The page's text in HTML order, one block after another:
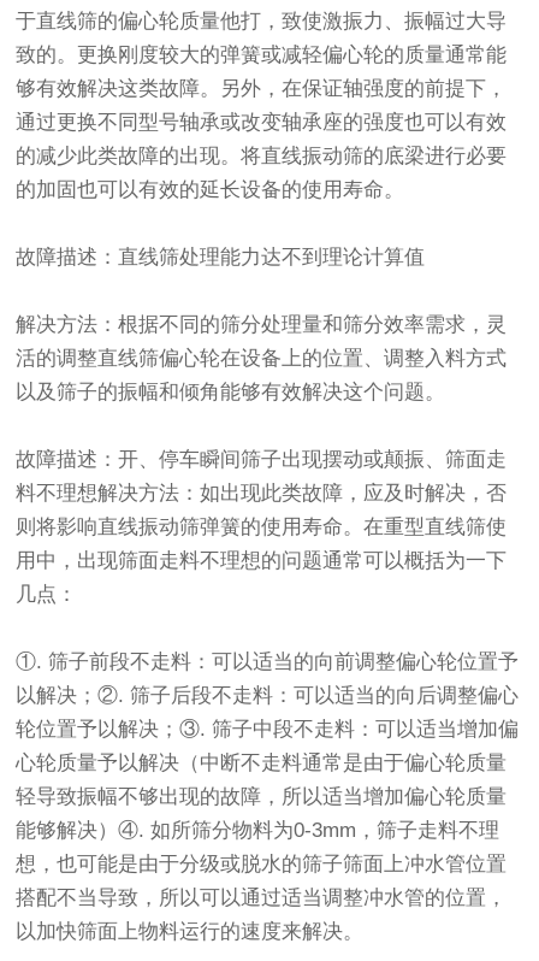
于直线筛的偏心轮质量他打，致使激振力、振幅过大导
致的。更换刚度较大的弹簧或减轻偏心轮的质量通常能
够有效解决这类故障。另外，在保证轴强度的前提下，
通过更换不同型号轴承或改变轴承座的强度也可以有效
的减少此类故障的出现。将直线振动筛的底梁进行必要
的加固也可以有效的延长设备的使用寿命。
故障描述：直线筛处理能力达不到理论计算值
解决方法：根据不同的筛分处理量和筛分效率需求，灵
活的调整直线筛偏心轮在设备上的位置、调整入料方式
以及筛子的振幅和倾角能够有效解决这个问题。
故障描述：开、停车瞬间筛子出现摆动或颠振、筛面走
料不理想解决方法：如出现此类故障，应及时解决，否
则将影响直线振动筛弹簧的使用寿命。在重型直线筛使
用中，出现筛面走料不理想的问题通常可以概括为一下
几点：
①. 筛子前段不走料：可以适当的向前调整偏心轮位置予
以解决；②. 筛子后段不走料：可以适当的向后调整偏心
轮位置予以解决；③. 筛子中段不走料：可以适当增加偏
心轮质量予以解决（中断不走料通常是由于偏心轮质量
轻导致振幅不够出现的故障，所以适当增加偏心轮质量
能够解决）④. 如所筛分物料为0-3mm，筛子走料不理
想，也可能是由于分级或脱水的筛子筛面上冲水管位置
搭配不当导致，所以可以通过适当调整冲水管的位置，
以加快筛面上物料运行的速度来解决。